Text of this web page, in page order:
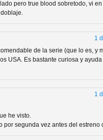
que no es
pero true blood sobretodo, vi
1
de la serie (que lo es, y
USA. Es bastante curiosa y
1
he visto.
por segunda vez antes del estreno